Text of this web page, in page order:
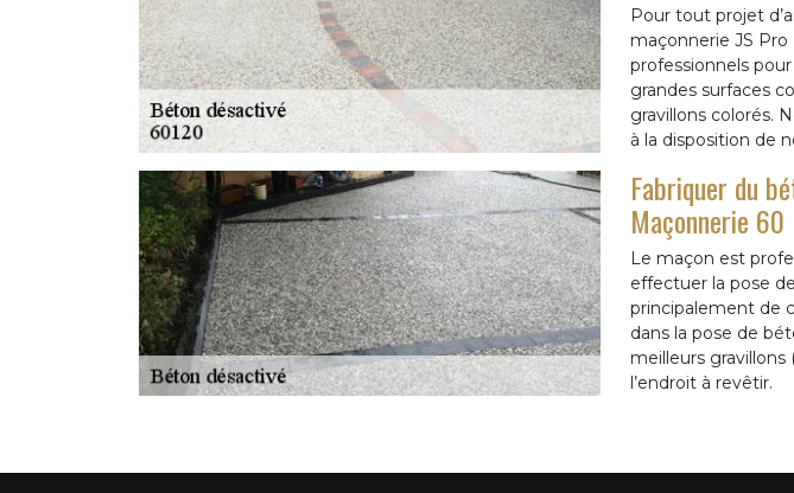
Pour tout projet
maçonnerie JS
professionnels
grandes surfaces
gravillons colorés.
à la disposition de
Fabriquer du
Maçonnerie
Le maçon est
effectuer la pose
principalement de
dans la pose de
meilleurs
l’endroit à revêtir.